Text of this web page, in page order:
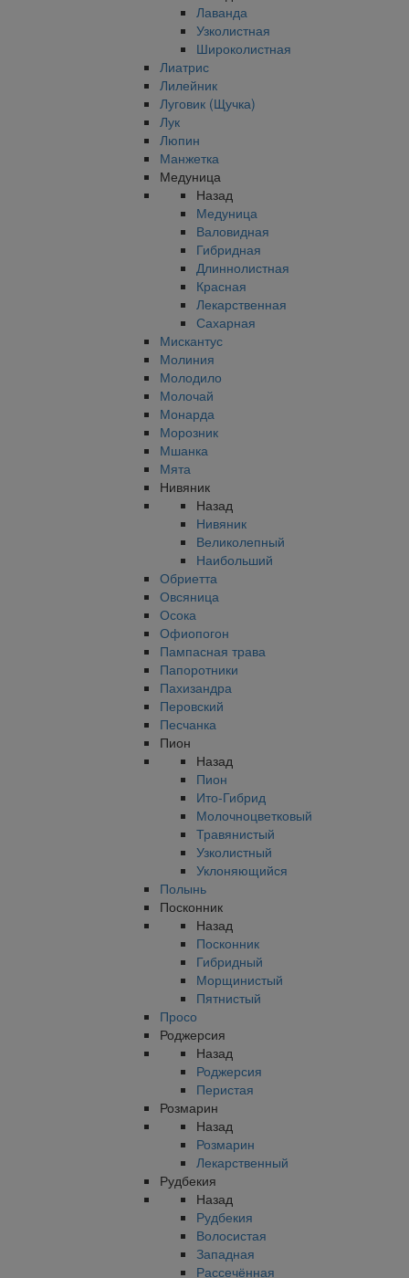
Лаванда
Узколистная
Широколистная
Лиатрис
Лилейник
Луговик (Щучка)
Лук
Люпин
Манжетка
Медуница
Назад
Медуница
Валовидная
Гибридная
Длиннолистная
Красная
Лекарственная
Сахарная
Мискантус
Молиния
Молодило
Молочай
Монарда
Морозник
Мшанка
Мята
Нивяник
Назад
Нивяник
Великолепный
Наибольший
Обриетта
Овсяница
Осока
Офиопогон
Пампасная трава
Папоротники
Пахизандра
Перовский
Песчанка
Пион
Назад
Пион
Ито-Гибрид
Молочноцветковый
Травянистый
Узколистный
Уклоняющийся
Полынь
Посконник
Назад
Посконник
Гибридный
Морщинистый
Пятнистый
Просо
Роджерсия
Назад
Роджерсия
Перистая
Розмарин
Назад
Розмарин
Лекарственный
Рудбекия
Назад
Рудбекия
Волосистая
Западная
Рассечённая